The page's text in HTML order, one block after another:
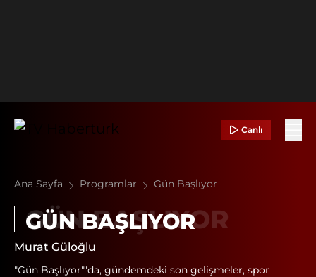
Canlı
Ana Sayfa Programlar Gün Başlıyor
GÜN BAŞLIYOR
Murat Güloğlu
"Gün Başlıyor"'da, gündemdeki son gelişmeler, spor